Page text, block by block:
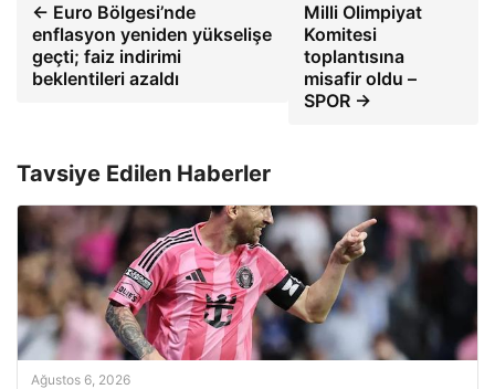
← Euro Bölgesi’nde
enflasyon yeniden yükselişe
geçti; faiz indirimi
beklentileri azaldı
Milli Olimpiyat
Komitesi
toplantısına
misafir oldu –
SPOR →
Tavsiye Edilen Haberler
Ağustos 6, 2026